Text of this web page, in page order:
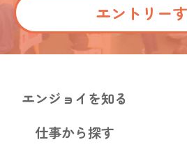
エントリー
エンジョイを知る
仕事から探す